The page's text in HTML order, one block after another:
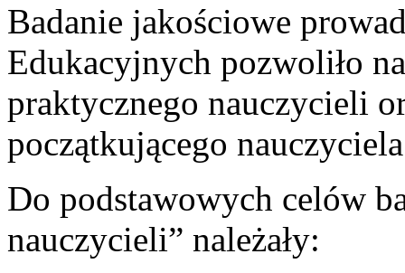
Badanie jakościowe
Edukacyjnych pozwoliło
praktycznego nauczycieli
początkującego
Do podstawowych celów
nauczycieli” należały: